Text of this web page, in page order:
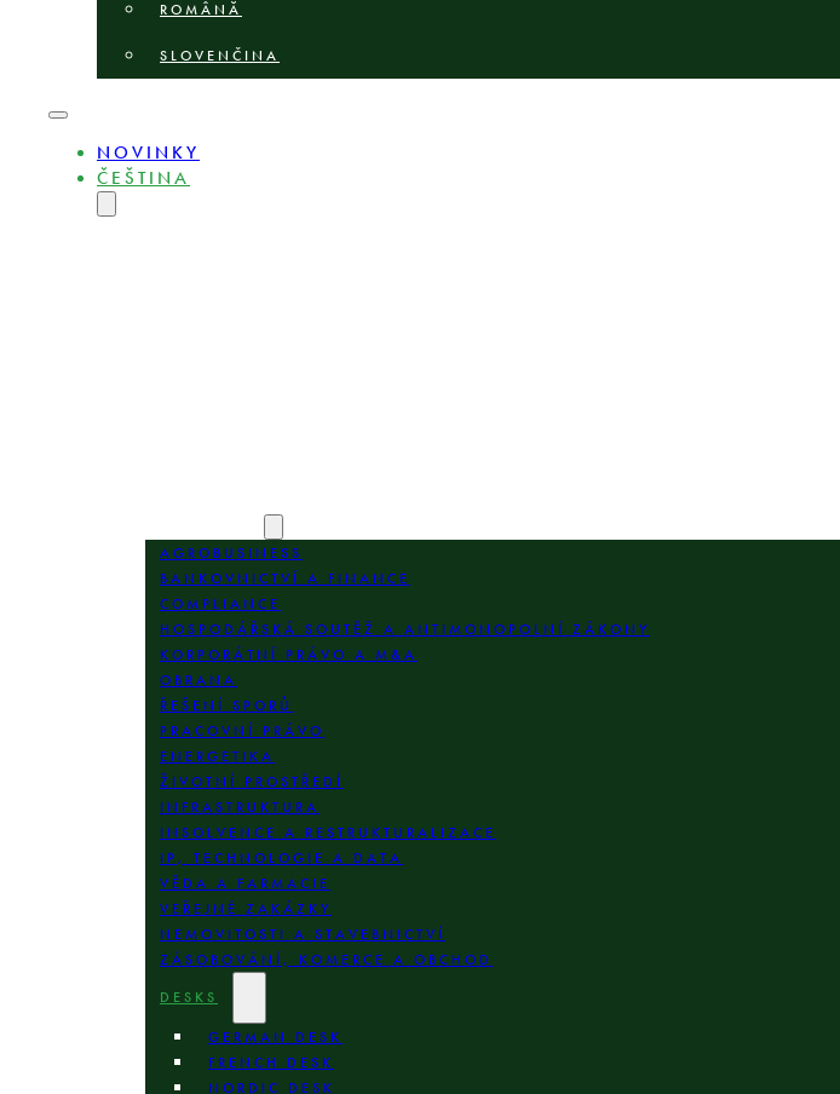
ROMÂNĂ
SLOVENČINA
NOVINKY
ČEŠTINA
AGROBUSINESS
BANKOVNICTVÍ A FINANCE
COMPLIANCE
HOSPODÁŘSKÁ SOUTĚŽ A ANTIMONOPOLNÍ ZÁKONY
KORPORÁTNÍ PRÁVO A M&A
OBRANA
ŘEŠENÍ SPORŮ
PRACOVNÍ PRÁVO
ENERGETIKA
ŽIVOTNÍ PROSTŘEDÍ
INFRASTRUKTURA
INSOLVENCE A RESTRUKTURALIZACE
IP, TECHNOLOGIE A DATA
VĚDA A FARMACIE
VEŘEJNÉ ZAKÁZKY
NEMOVITOSTI A STAVEBNICTVÍ
ZÁSOBOVÁNÍ, KOMERCE A OBCHOD
DESKS
GERMAN DESK
FRENCH DESK
NORDIC DESK